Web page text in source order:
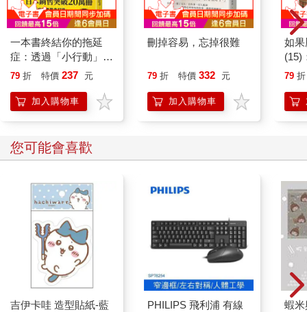
一本書終結你的拖延
症：透過「小行動」打
開大腦的行動開關，懶
的37個科學方法
79 折 特價 237 元
加入購物車
刪掉容易，忘掉很難
79 折 特價 332 元
加入購物車
如
(15)
貓
79 折
您可能會喜歡
吉伊卡哇 造型貼紙-藍
PHILIPS 飛利浦 有線
蝦